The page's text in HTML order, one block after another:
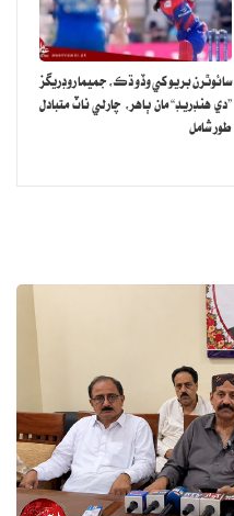
سائوٿرن بريو کي وڏو ڌڪ، جميما روڊريگز
”دي هنڊريڊ“ مان ٻاهر، چارلي ناٽ متبادل
طور شامل